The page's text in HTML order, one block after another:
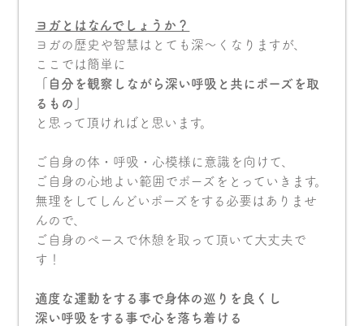
ヨガとはなんでしょうか？
ヨガの歴史や智慧はとても深〜くなりますが、
ここでは簡単に
「自分を観察しながら深い呼吸と共にポーズを取
るもの」
と思って頂ければと思います。
ご自身の体・呼吸・心模様に意識を向けて、
ご自身の心地よい範囲でポーズをとっていきます。
無理をしてしんどいポーズをする必要はありませ
んので、
ご自身のペースで休憩を取って頂いて大丈夫で
す！
適度な運動をする事で身体の巡りを良くし
深い呼吸をする事で心を落ち着ける